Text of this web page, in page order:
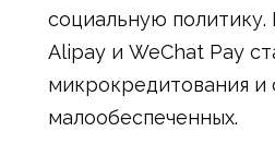
социальную
Alipay и WeChat Pay
микрокредитования и
малообеспеченных.